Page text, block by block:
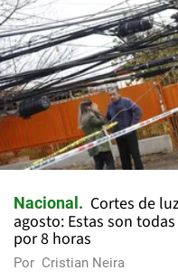
Nacional
Cortes de
agosto: Estas son
por 8 horas
Por Cristian Neira